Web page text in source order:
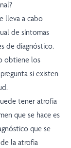
lleva a cabo
de síntomas
de diagnóstico.
obtiene los
si existen
tener atrofia
que se hace es
que se
la atrofia